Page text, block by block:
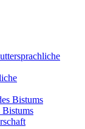
Bistums